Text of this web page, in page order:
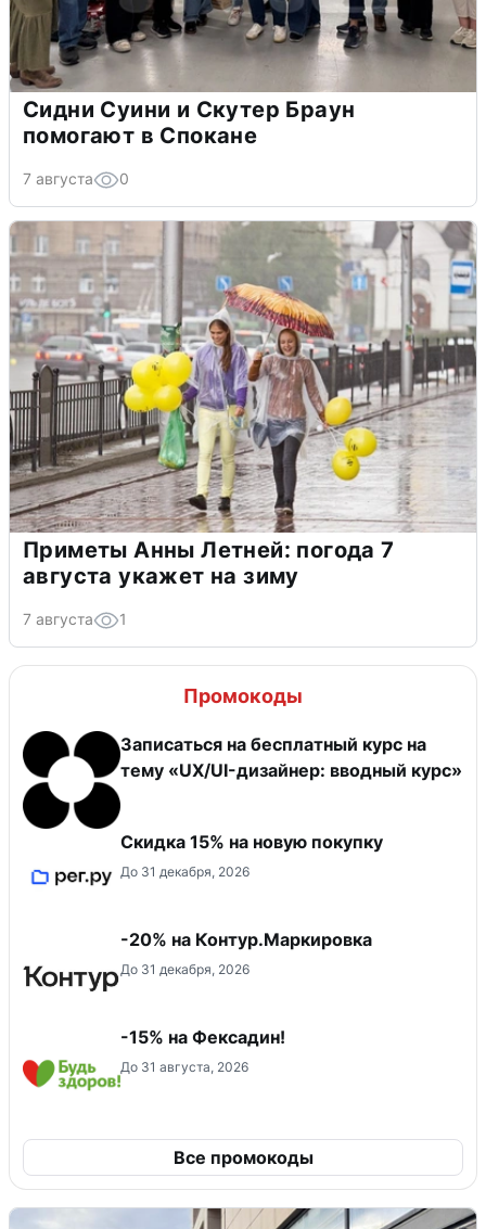
Сидни Суини и Скутер Браун
помогают в Спокане
7 августа 0
Приметы Анны Летней: погода 7
августа укажет на зиму
7 августа 1
Промокоды
Записаться на бесплатный курс на
тему «UX/UI-дизайнер: вводный курс»
Скидка 15% на новую покупку
До 31 декабря, 2026
-20% на Контур.Маркировка
До 31 декабря, 2026
-15% на Фексадин!
До 31 августа, 2026
Все промокоды